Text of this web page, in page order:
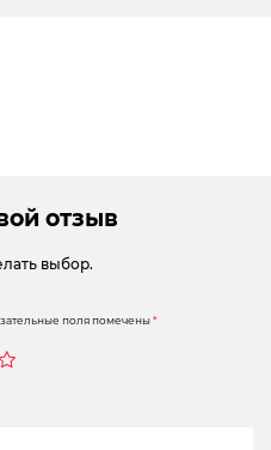
отзыв
выбор.
поля помечены*